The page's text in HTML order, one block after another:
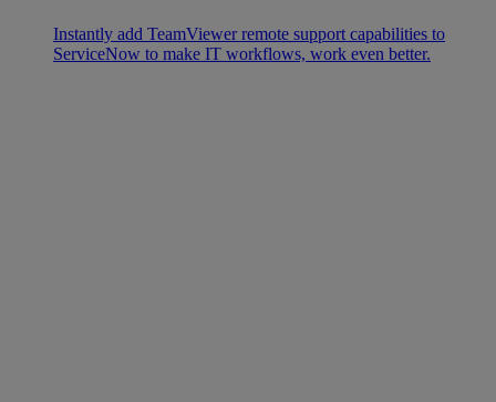
Instantly add TeamViewer remote support capabilities to
ServiceNow to make IT workflows, work even better.